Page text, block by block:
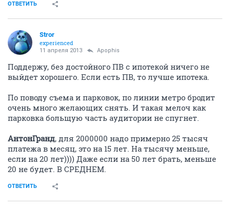
ОТВЕТИТЬ
Stror
experienced
11 апреля 2013 Apophis
Поддержу, без достойного ПВ с ипотекой ничего не
выйдет хорошего. Если есть ПВ, то лучше ипотека.
По поводу съема и парковок, по линии метро бродит
очень много желающих снять. И такая мелоч как
парковка больщую часть аудитории не спугнет.
АнтонГранд, для 2000000 надо примерно 25 тысяч
платежа в месяц, это на 15 лет. На тысячу меньше,
если на 20 лет)))) Даже если на 50 лет брать, меньше
20 не будет. В СРЕДНЕМ.
ОТВЕТИТЬ